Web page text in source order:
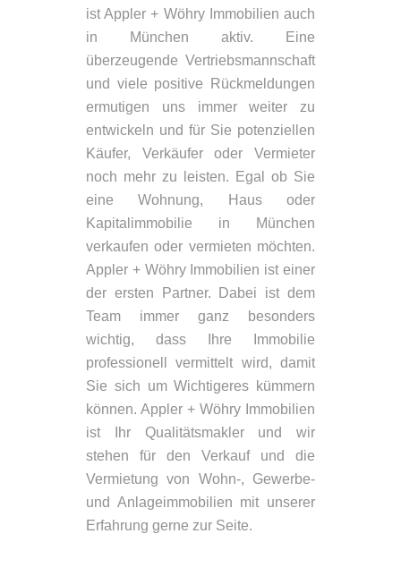
ist Appler + Wöhry Immobilien auch
in München aktiv. Eine
überzeugende Vertriebsmannschaft
und viele positive Rückmeldungen
ermutigen uns immer weiter zu
entwickeln und für Sie potenziellen
Käufer, Verkäufer oder Vermieter
noch mehr zu leisten. Egal ob Sie
eine Wohnung, Haus oder
Kapitalimmobilie in München
verkaufen oder vermieten möchten.
Appler + Wöhry Immobilien ist einer
der ersten Partner. Dabei ist dem
Team immer ganz besonders
wichtig, dass Ihre Immobilie
professionell vermittelt wird, damit
Sie sich um Wichtigeres kümmern
können. Appler + Wöhry Immobilien
ist Ihr Qualitätsmakler und wir
stehen für den Verkauf und die
Vermietung von Wohn-, Gewerbe-
und Anlageimmobilien mit unserer
Erfahrung gerne zur Seite.